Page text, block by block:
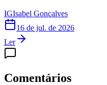
IGIsabel Gonçalves
16 de jul. de 2026
Ler
Comentários